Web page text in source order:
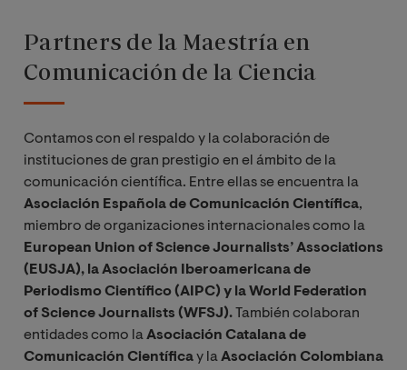
Partners de la Maestría en
Comunicación de la Ciencia
Contamos con el respaldo y la colaboración de
instituciones de gran prestigio en el ámbito de la
comunicación científica. Entre ellas se encuentra la
Asociación Española de Comunicación Científica,
miembro de organizaciones internacionales como la
European Union of Science Journalists’ Associations
(EUSJA), la Asociación Iberoamericana de
Periodismo Científico (AIPC) y la World Federation
of Science Journalists (WFSJ). También colaboran
entidades como laAsociación Catalana de
Comunicación Científicay laAsociación Colombiana